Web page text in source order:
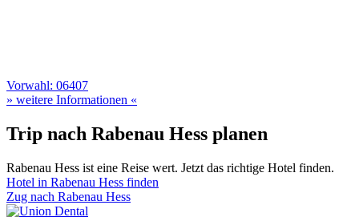
Vorwahl: 06407
» weitere Informationen «
Trip nach Rabenau Hess planen
Rabenau Hess ist eine Reise wert. Jetzt das richtige Hotel finden.
Hotel in Rabenau Hess finden
Zug nach Rabenau Hess